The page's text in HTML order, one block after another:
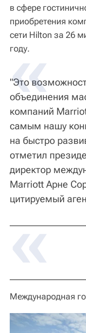
в сфере
приобретения
сети Hilton за 26
году.
"Это
объединения
компаний
самым нашу
на быстро
отметил
директор
Marriott Арне
цитируемый
Международная